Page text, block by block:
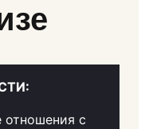
отношения с